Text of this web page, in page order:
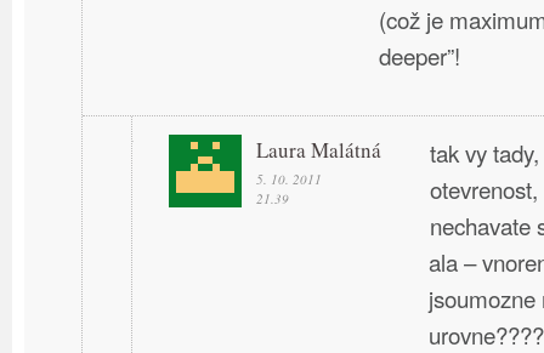
(což je
deeper”!
Laura Malátná
5. 10. 2011
21.39
tak vy
nechavate
ala –
urovne????